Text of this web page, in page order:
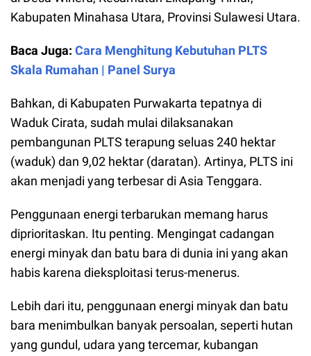
Kabupaten Minahasa Utara, Provinsi Sulawesi Utara.
Baca Juga: Cara Menghitung Kebutuhan PLTS
Skala Rumahan | Panel Surya
Bahkan, di Kabupaten Purwakarta tepatnya di
Waduk Cirata, sudah mulai dilaksanakan
pembangunan PLTS terapung seluas 240 hektar
(waduk) dan 9,02 hektar (daratan). Artinya, PLTS ini
akan menjadi yang terbesar di Asia Tenggara.
Penggunaan energi terbarukan memang harus
diprioritaskan. Itu penting. Mengingat cadangan
energi minyak dan batu bara di dunia ini yang akan
habis karena dieksploitasi terus-menerus.
Lebih dari itu, penggunaan energi minyak dan batu
bara menimbulkan banyak persoalan, seperti hutan
yang gundul, udara yang tercemar, kubangan